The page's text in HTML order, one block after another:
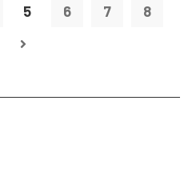
5 6 7 8